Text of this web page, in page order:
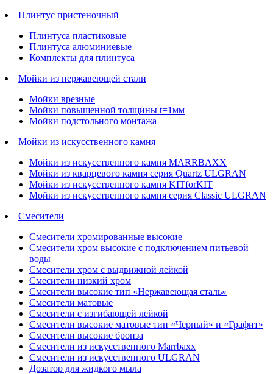
Плинтус пристеночный
Плинтуса пластиковые
Плинтуса алюминиевые
Комплекты для плинтуса
Мойки из нержавеющей стали
Мойки врезные
Мойки повышенной толщины t=1мм
Мойки подстольного монтажа
Мойки из искусственного камня
Мойки из искусственного камня MARRBAXX
Мойки из кварцевого камня серия Quartz ULGRAN
Мойки из искусственного камня KITforKIT
Мойки из искусственного камня серия Classic ULGRAN
Смесители
Смесители хромированные высокие
Смесители хром высокие с подключением питьевой
воды
Смесители хром с выдвижной лейкой
Смесители низкий хром
Смесители высокие тип «Нержавеющая сталь»
Смесители матовые
Смесители с изгибающей лейкой
Смесители высокие матовые тип «Черный» и «Графит»
Смесители высокие бронза
Смесители из искусственного Marrbaxx
Смесители из искусственного ULGRAN
Дозатор для жидкого мыла